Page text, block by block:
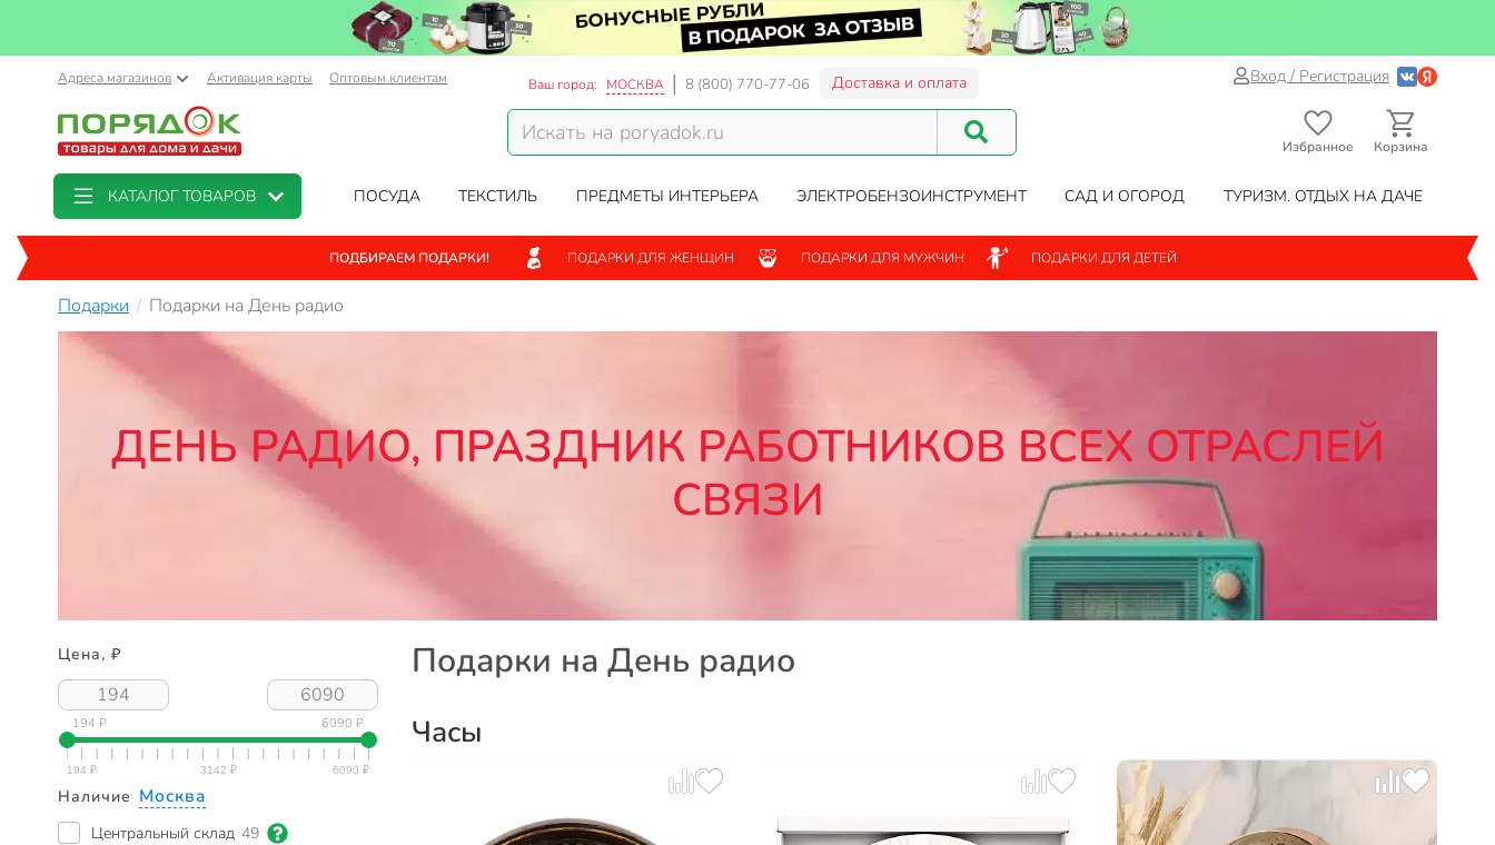
Адреса магазинов Активация карты Оптовым клиентам Ваш город: МОСКВА 8 (800) 770-77-06 Доставка и оплата Вход / Регистрация
Избранное Корзина
КАТАЛОГ ТОВАРОВ ПОСУДА ТЕКСТИЛЬ ПРЕДМЕТЫ ИНТЕРЬЕРА ЭЛЕКТРОБЕНЗОИНСТРУМЕНТ САД И ОГОРОД ТУРИЗМ. ОТДЫХ НА ДАЧЕ
ПОДБИРАЕМ ПОДАРКИ! ПОДАРКИ ДЛЯ ЖЕНЩИН ПОДАРКИ ДЛЯ МУЖЧИН ПОДАРКИ ДЛЯ ДЕТЕЙ
Подарки Подарки на День радио
ДЕНЬ РАДИО, ПРАЗДНИК РАБОТНИКОВ ВСЕХ ОТРАСЛЕЙ
СВЯЗИ
Цена, ₽
194 ₽ 6090 ₽
Наличие Москва
Центральный склад 49
Подарки на День радио
Часы